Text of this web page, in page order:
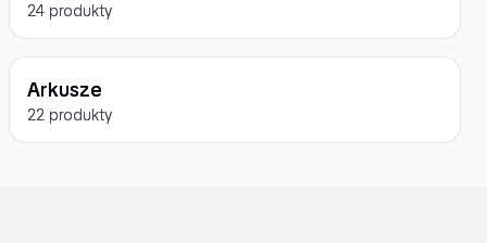
24 produkty
Arkusze
22 produkty